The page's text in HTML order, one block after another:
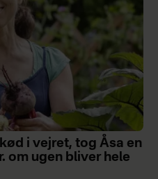
i vejret, tog Åsa en
om ugen bliver hele